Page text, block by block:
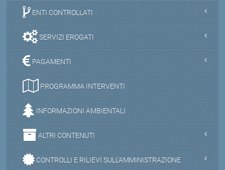
ENTI CONTROLLATI
SERVIZI EROGATI
PAGAMENTI
PROGRAMMA INTERVENTI
INFORMAZIONI AMBIENTALI
ALTRI CONTENUTI
CONTROLLI E RILIEVI SULL'AMMINISTRAZIONE